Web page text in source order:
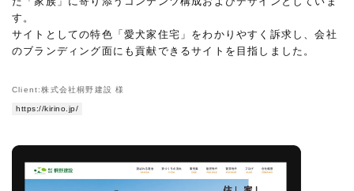
す。
サイトとしての特色「愛犬家住宅」をわかりやすく訴求し、会社
のブランディング面にも貢献できるサイトを目指しました。
Client:株式会社桐野建設 様
https://kirino.jp/